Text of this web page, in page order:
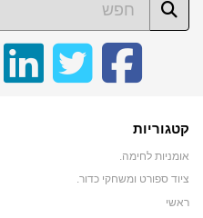
קטגוריות
אומניות לחימה.
ציוד ספורט ומשחקי כדור.
ראשי